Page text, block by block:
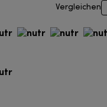
Vergleichen